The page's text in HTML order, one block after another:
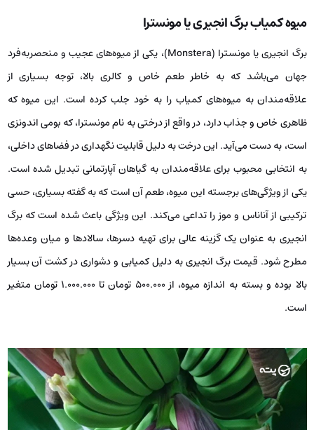
میوه‌ کمیاب برگ انجیری یا مونسترا
برگ انجیری یا مونسترا (Monstera)، یکی از میوه‌های عجیب و منحصربه‌فرد
جهان می‌باشد که به خاطر طعم خاص و کالری بالا، توجه بسیاری از
علاقه‌مندان به میوه‌های کمیاب را به خود جلب کرده است. این میوه که
ظاهری خاص و جذاب دارد، در واقع از درختی به نام مونسترا، که بومی اندونزی
است، به دست می‌آید. این درخت به دلیل قابلیت نگهداری در فضاهای داخلی،
به انتخابی محبوب برای علاقه‌مندان به گیاهان آپارتمانی تبدیل شده است.
یکی از ویژگی‌های برجسته این میوه، طعم آن است که به گفته بسیاری، حسی
ترکیبی از آناناس و موز را تداعی می‌کند. این ویژگی باعث شده است که برگ
انجیری به عنوان یک گزینه عالی برای تهیه دسرها، سالادها و میان وعده‌ها
مطرح شود. قیمت برگ انجیری به دلیل کمیابی و دشواری در کشت آن بسیار
بالا بوده و بسته به اندازه میوه، از ۵۰۰.۰۰۰ تومان تا ۱.۰۰۰.۰۰۰ تومان متغیر
است.